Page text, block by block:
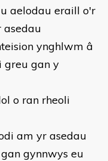
aelodau eraill o'r
ynghlwm â
greu gan y
o ran rheoli
am yr asedau
gynnwys eu